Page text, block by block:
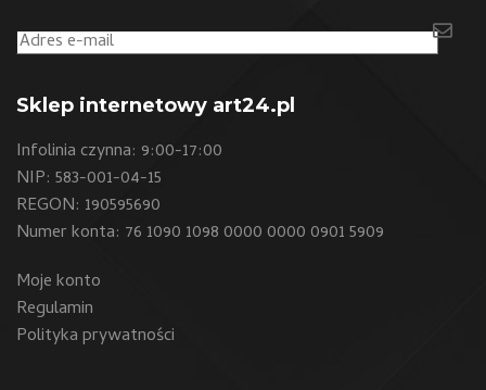
Sklep internetowy art24.pl
Infolinia czynna: 9:00-17:00
NIP: 583-001-04-15
REGON: 190595690
Numer konta: 76 1090 1098 0000 0000 0901 5909
Moje konto
Regulamin
Polityka prywatności